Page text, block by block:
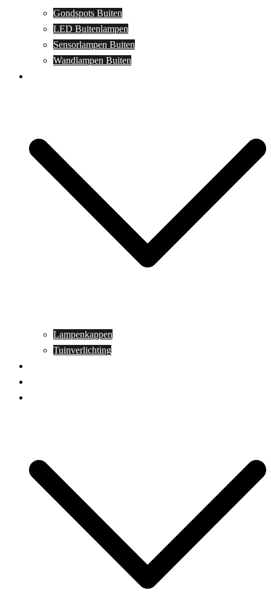
Gondspots Buiten
LED Buitenlampen
Sensorlampen Buiten
Wandlampen Buiten
Lampenkappen
Tuinverlichting